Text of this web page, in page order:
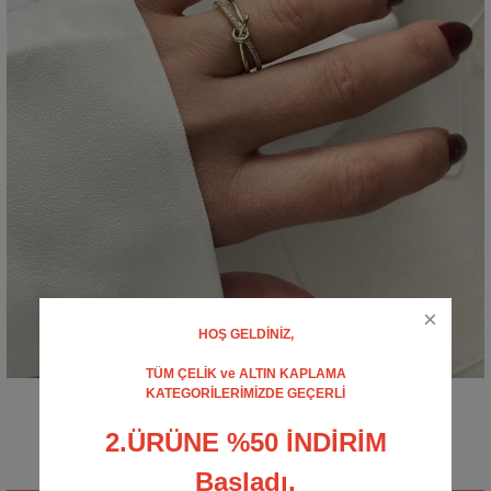
Düğüm Yüzük
0 - Yorum Yap
HOŞ GELDİNİZ,
TÜM ÇELİK ve ALTIN KAPLAMA
KATEGORİLERİMİZDE GEÇERLİ
2.ÜRÜNE %50 İNDİRİM
Başladı.